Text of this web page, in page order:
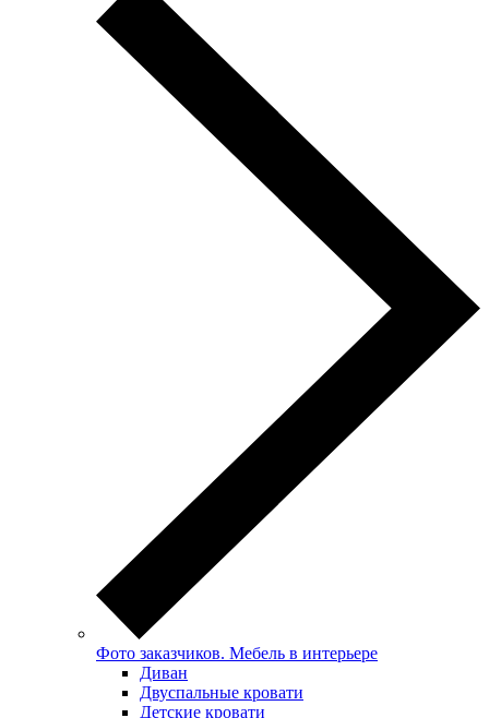
Фото заказчиков. Мебель в интерьере
Диван
Двуспальные кровати
Детские кровати